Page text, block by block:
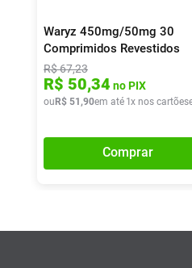
Waryz 450mg/50mg 30
Comprimidos Revestidos
R$67,23
R$ 50,34 no PIX
ou R$ 51 ,90em até 1x nos cartões
Comprar